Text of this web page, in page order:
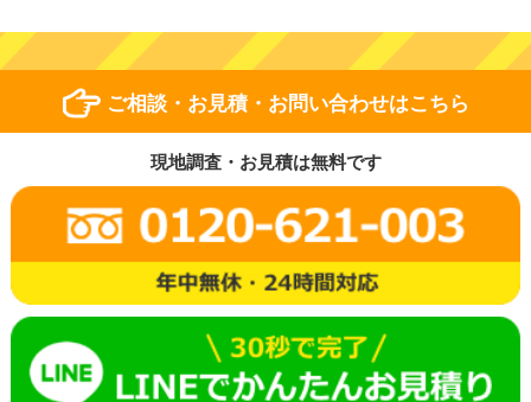
ご相談・お見積・お問い合わせはこちら
現地調査・お見積は無料です